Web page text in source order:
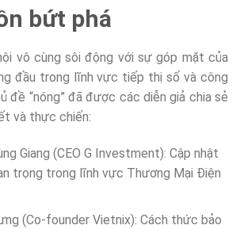
bứt phá
vô cùng sôi động với sự góp mặt của
đầu trong lĩnh vực tiếp thị số và công
đề “nóng” đã được các diễn giả chia sẻ
và thực chiến:
Giang (CEO G Investment): Cập nhật
trọng trong lĩnh vực Thương Mại Điện
(Co-founder Vietnix): Cách thức bảo